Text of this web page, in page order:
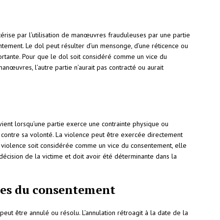
par l’utilisation de manœuvres frauduleuses par une partie
Le dol peut résulter d’un mensonge, d’une réticence ou
Pour que le dol soit considéré comme un vice du
l’autre partie n’aurait pas contracté ou aurait
lorsqu’une partie exerce une contrainte physique ou
sa volonté. La violence peut être exercée directement
soit considérée comme un vice du consentement, elle
de la victime et doit avoir été déterminante dans la
du consentement
être annulé ou résolu. L’annulation rétroagit à la date de la